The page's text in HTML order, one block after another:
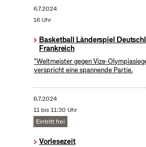
6.7.2024
16 Uhr
Basketball Länderspiel
Frankreich
"Weltmeister gegen Vize-
verspricht eine spannende Partie.
6.7.2024
11 bis 11:30 Uhr
Eintritt frei
Vorlesezeit